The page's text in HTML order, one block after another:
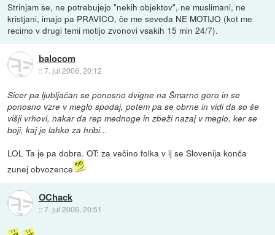
Strinjam se, ne potrebujejo "nekih objektov", ne muslimani, ne
kristjani, imajo pa PRAVICO, če me seveda NE MOTIJO (kot me
recimo v drugi temi motijo zvonovi vsakih 15 min 24/7).
balocom
::7. jul 2006, 20:12
Sicer pa ljubljačan se ponosno dvigne na Šmarno goro in se
ponosno vzre v meglo spodaj, potem pa se obrne in vidi da so še
višji vrhovi, nakar da rep mednoge in zbeži nazaj v meglo, ker se
boji, kaj je lahko za hribi...
LOL Ta je pa dobra. OT: za večino folka v lj se Slovenija konča
zunej obvozence
OChack
::7. jul 2006, 20:51